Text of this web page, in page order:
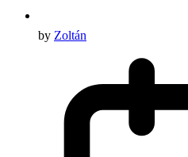
by Zoltán